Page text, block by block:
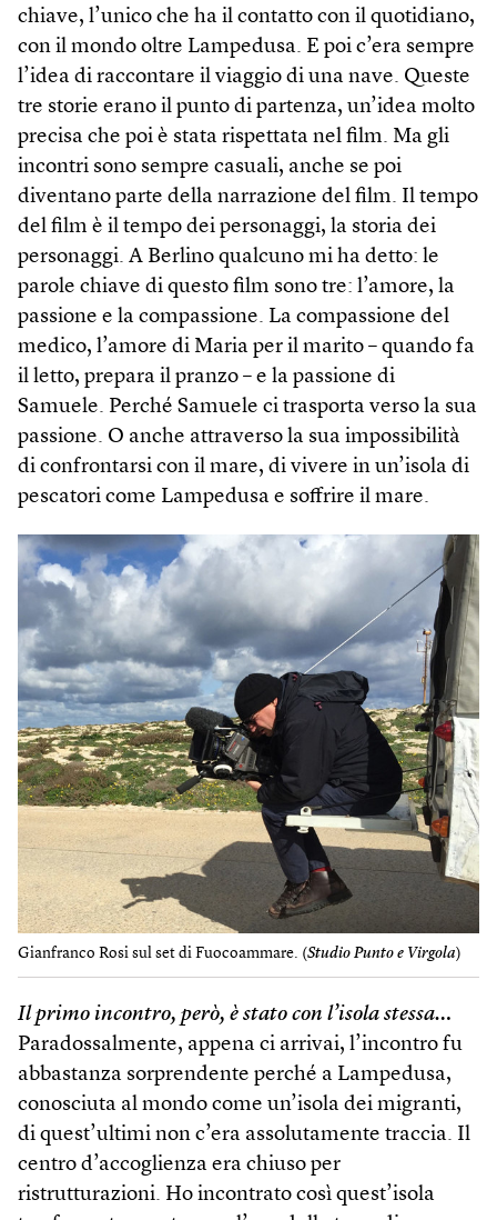
chiave, l’unico che ha il contatto con il quotidiano,
con il mondo oltre Lampedusa. E poi c’era sempre
l’idea di raccontare il viaggio di una nave. Queste
tre storie erano il punto di partenza, un’idea molto
precisa che poi è stata rispettata nel film. Ma gli
incontri sono sempre casuali, anche se poi
diventano parte della narrazione del film. Il tempo
del film è il tempo dei personaggi, la storia dei
personaggi. A Berlino qualcuno mi ha detto: le
parole chiave di questo film sono tre: l’amore, la
passione e la compassione. La compassione del
medico, l’amore di Maria per il marito – quando fa
il letto, prepara il pranzo – e la passione di
Samuele. Perché Samuele ci trasporta verso la sua
passione. O anche attraverso la sua impossibilità
di confrontarsi con il mare, di vivere in un’isola di
pescatori come Lampedusa e soffrire il mare.
Gianfranco Rosi sul set di Fuocoammare. (Studio Punto e Virgola)
Il primo incontro, però, è stato con l’isola stessa…
Paradossalmente, appena ci arrivai, l’incontro fu
abbastanza sorprendente perché a Lampedusa,
conosciuta al mondo come un’isola dei migranti,
di quest’ultimi non c’era assolutamente traccia. Il
centro d’accoglienza era chiuso per
ristrutturazioni. Ho incontrato così quest’isola